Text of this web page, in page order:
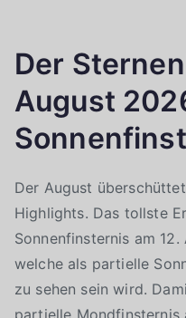
Der
August
Der August
Highlights. Das tollste
Sonnenfinsternis am
welche als partielle
zu sehen sein wird.